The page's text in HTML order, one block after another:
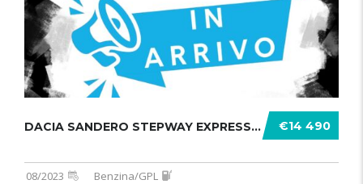
€14 490
DACIA SANDERO STEPWAY EXPRESSION MY .......
08/2023 Benzina/GPL